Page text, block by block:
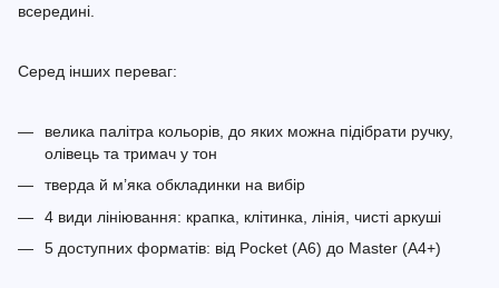
всередині.
Серед інших переваг:
велика палітра кольорів, до яких можна підібрати ручку,
олівець та тримач у тон
тверда й м’яка обкладинки на вибір
4 види лініювання: крапка, клітинка, лінія, чисті аркуші
5 доступних форматів: від Pocket (A6) до Master (A4+)